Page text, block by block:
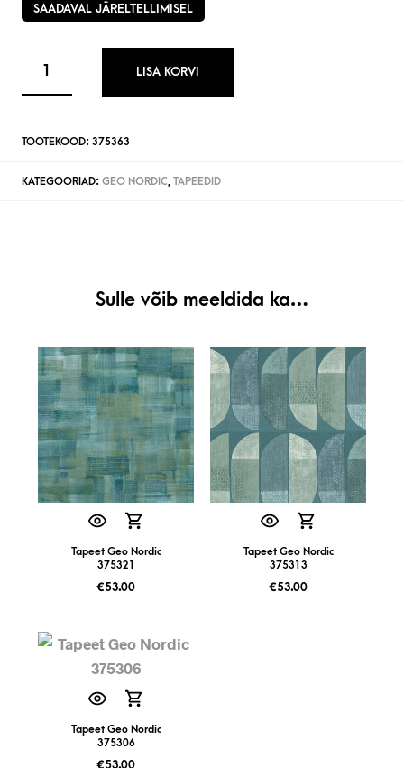
SAADAVAL JÄRELTELLIMISEL
LISA KORVI
TOOTEKOOD: 375363
KATEGOORIAD: GEO NORDIC, TAPEEDID
Sulle võib meeldida ka…
Tapeet Geo Nordic
375321
€53.00
Tapeet Geo Nordic
375313
€53.00
Tapeet Geo Nordic
375306
€53.00